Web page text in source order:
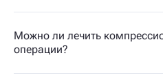
Можно ли лечить
операции?